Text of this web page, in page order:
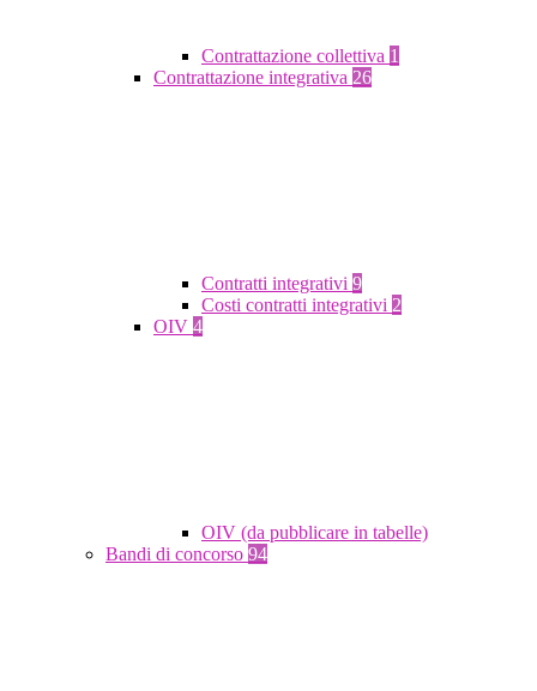
Contrattazione collettiva 1
Contrattazione integrativa 26
Contratti integrativi 9
Costi contratti integrativi 2
OIV 4
OIV (da pubblicare in tabelle)
Bandi di concorso 94